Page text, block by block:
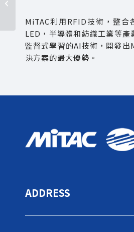
MiTAC利用RFID技術，整
LED，半導體和紡織工業等
監督式學習的AI技術，開發
決方案的最大優勢。
ADDRESS